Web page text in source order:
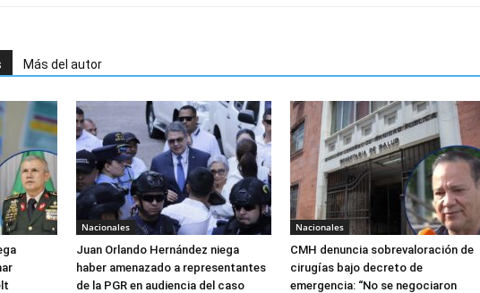
Más del autor
Nacionales
Juan Orlando Hernández niega
haber amenazado a representantes
de la PGR en audiencia del caso
Nacionales
CMH denuncia sobrevaloración de
cirugías bajo decreto de
emergencia: “No se negociaron